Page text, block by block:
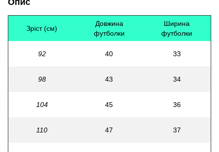
Опис
Зріст (см)
Довжина
футболки
Ширина
футболки
92 40 33
98 43 34
104 45 36
110 47 37